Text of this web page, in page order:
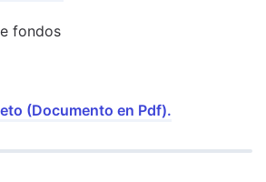
fondos
(Documento en Pdf).